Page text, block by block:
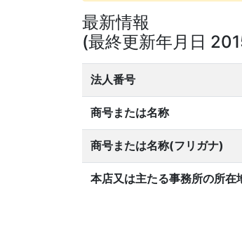
最新情報
(最終更新年月日
法人番号
商号または名称
商号または名称(フリガナ)
本店又は主たる事務所の所在